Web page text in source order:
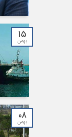
۱۵
بهمن
۰۸
بهمن